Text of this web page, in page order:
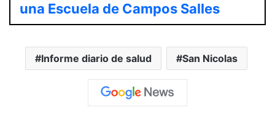
una Escuela de Campos Salles
Informe diario de salud San Nicolas